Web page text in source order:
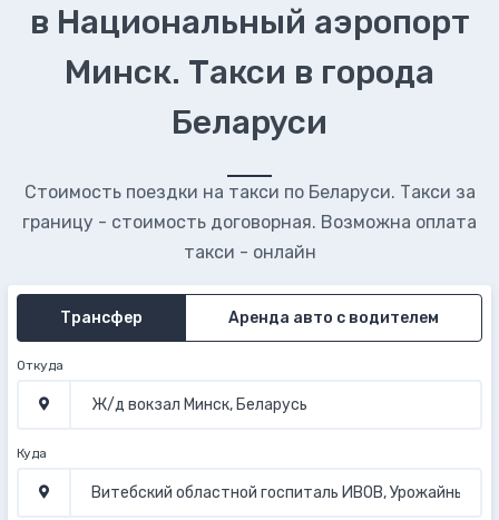
в Национальный аэропорт
Минск. Такси в города
Беларуси
Стоимость поездки на такси по Беларуси. Такси за
границу - стоимость договорная. Возможна оплата
такси - онлайн
Трансфер Аренда авто с водителем
Откуда
Куда